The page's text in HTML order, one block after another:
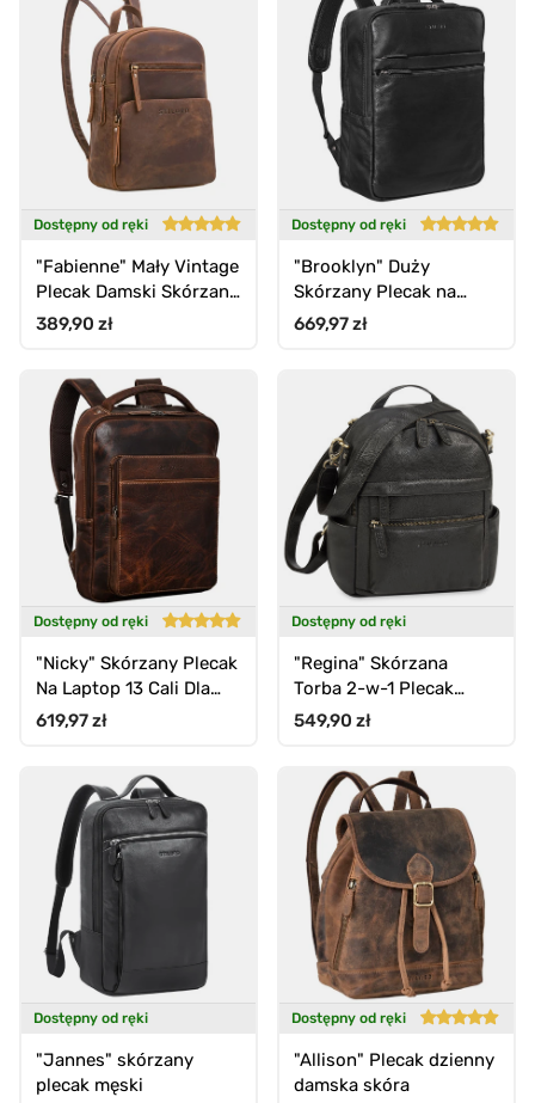
Dostępny od ręki
"Fabienne" Mały Vintage
Plecak Damski Skórzany
Z Wiele Kieszeni
Cena standardowa
389,90 zł
Dostępny od ręki
"Brooklyn" Duży
Skórzany Plecak na
Laptopa
Cena standardowa
669,97 zł
Dostępny od ręki
"Nicky" Skórzany Plecak
Na Laptop 13 Cali Dla
Niej I Niego Vintage
Cena standardowa
619,97 zł
Dostępny od ręki
"Regina" Skórzana
Torba 2-w-1 Plecak
Damski Mała Torebka
Cena standardowa
549,90 zł
Dostępny od ręki
"Jannes" skórzany
plecak męski
Dostępny od ręki
"Allison" Plecak dzienny
damska skóra